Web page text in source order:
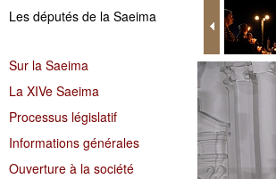
Les députés de la Saeima
Sur la Saeima
La XIVe Saeima
Processus législatif
Informations générales
Ouverture à la société